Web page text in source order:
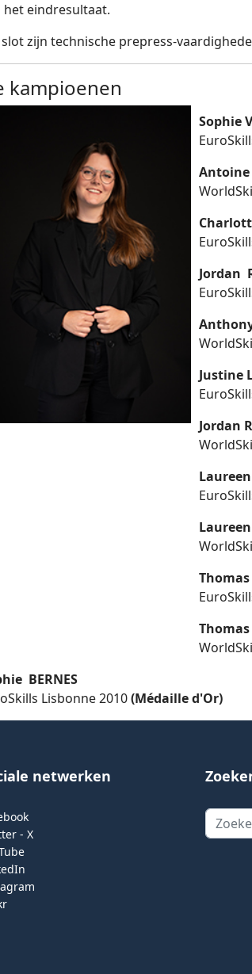
het eindresultaat.
zijn technische prepress-
kampioenen
Sophie
Antoine
Jordan
Justine
Jordan
Laureen
Laureen
Thomas
Thomas
BERNES
Lisbonne 2010(Médaille d'Or)
netwerken
- X
Zoeken